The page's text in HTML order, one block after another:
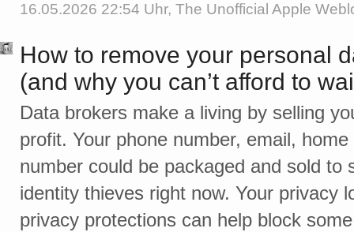
16.05.2026 22:54 Uhr, The Unofficial Apple
How to remove your personal
(and why you can’t afford to
Data brokers make a living by selling
profit. Your phone number, email,
number could be packaged and sold to
identity thieves right now. Your privacy
privacy protections can help block